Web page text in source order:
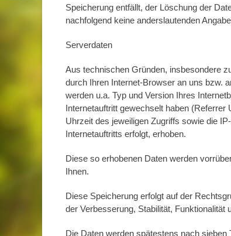
Speicherung entfällt, der Löschung der
nachfolgend keine anderslautenden
Serverdaten
Aus technischen Gründen, insbesondere
durch Ihren Internet-Browser an uns bzw.
werden u.a. Typ und Version Ihres
Internetauftritt gewechselt haben
Uhrzeit des jeweiligen Zugriffs sowie die
Internetauftritts erfolgt, erhoben.
Diese so erhobenen Daten werden
Ihnen.
Diese Speicherung erfolgt auf der
der Verbesserung, Stabilität, Funktionalität
Die Daten werden spätestens nach